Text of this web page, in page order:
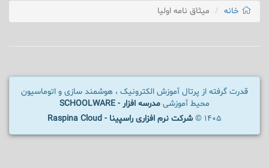
خانه میثاق نامه اولیا
قدرت گرفته از پرتال آموزش الکترونیک ، هوشمند سازی و اتوماسیون
محیط آموزشی مدرسه افزار - SCHOOLWARE
1405 ©
شرکت نرم افزاری راسپینا - Raspina Cloud